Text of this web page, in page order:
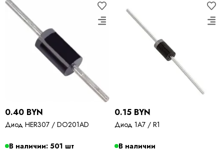
0.40 BYN
Диод HER307 / DO201AD
В наличии: 501 шт
0.15 BYN
Диод 1A7 / R1
В наличии